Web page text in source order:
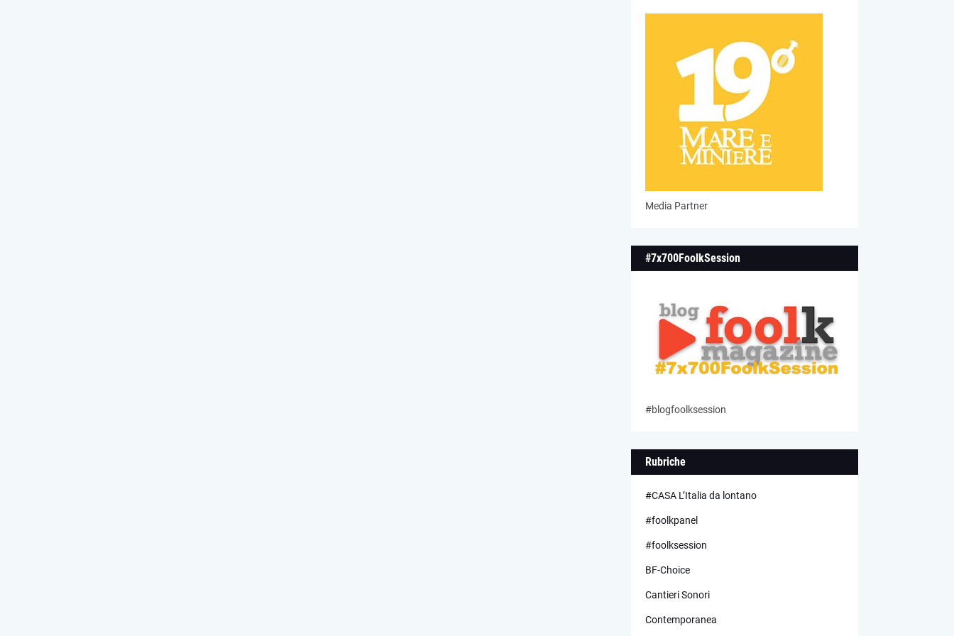
Media Partner
#7x700FoolkSession
#blogfoolksession
Rubriche
#CASA L’Italia da lontano
#foolkpanel
#foolksession
BF-Choice
Cantieri Sonori
Contemporanea